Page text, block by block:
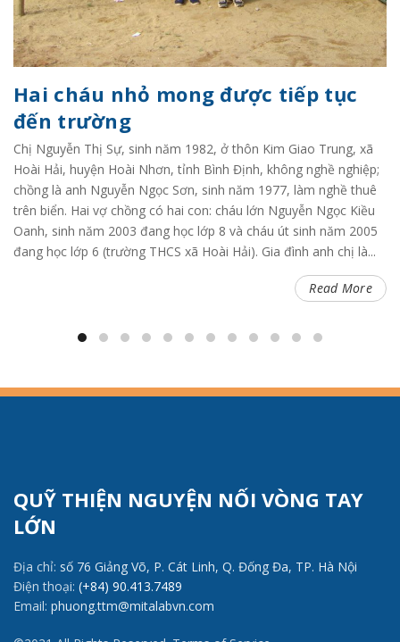
Hai cháu nhỏ mong được tiếp tục
đến trường
Chị Nguyễn Thị Sự, sinh năm 1982, ở thôn Kim Giao Trung, xã
Hoài Hải, huyện Hoài Nhơn, tỉnh Bình Định, không nghề nghiệp;
chồng là anh Nguyễn Ngọc Sơn, sinh năm 1977, làm nghề thuê
trên biển. Hai vợ chồng có hai con: cháu lớn Nguyễn Ngọc Kiều
Oanh, sinh năm 2003 đang học lớp 8 và cháu út sinh năm 2005
đang học lớp 6 (trường THCS xã Hoài Hải). Gia đình anh chị là...
Read More
QUỸ THIỆN NGUYỆN NỐI VÒNG TAY
LỚN
Địa chỉ: số 76 Giảng Võ, P. Cát Linh, Q. Đống Đa, TP. Hà Nội
Điện thoại: (+84) 90.413.7489
Email: phuong.ttm@mitalabvn.com